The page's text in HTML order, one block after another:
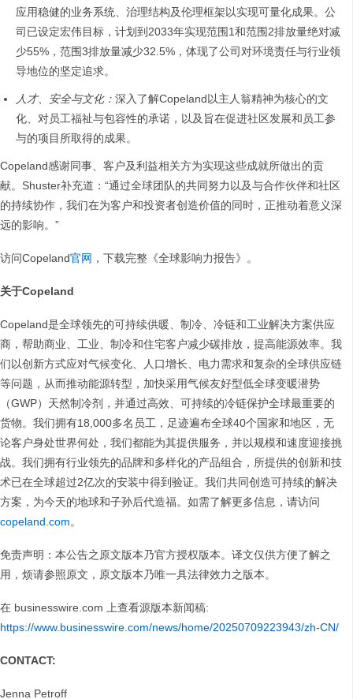
应用稳健的业务系统、治理结构及伦理框架以实现可量化成果。公
司已设定宏伟目标，计划到2033年实现范围1和范围2排放量绝对减
少55%，范围3排放量减少32.5%，体现了公司对环境责任与行业领
导地位的坚定追求。
人才、安全与文化： 深入了解Copeland以主人翁精神为核心的文
化、对员工福祉与包容性的承诺，以及旨在促进社区发展和员工参
与的项目所取得的成果。
Copeland感谢同事、客户及利益相关方为实现这些成就所做出的贡
献。Shuster补充道：“通过全球团队的共同努力以及与合作伙伴和社区
的持续协作，我们在为客户和投资者创造价值的同时，正推动着意义深
远的影响。”
访问Copeland官网 ，下载完整《全球影响力报告》。
关于Copeland
Copeland是全球领先的可持续供暖、制冷、冷链和工业解决方案供应
商，帮助商业、工业、制冷和住宅客户减少碳排放，提高能源效率。我
们以创新方式应对气候变化、人口增长、电力需求和复杂的全球供应链
等问题，从而推动能源转型，加快采用气候友好型低全球变暖潜势
（GWP）天然制冷剂，并通过高效、可持续的冷链保护全球最重要的
货物。我们拥有18,000多名员工，足迹遍布全球40个国家和地区，无
论客户身处世界何处，我们都能为其提供服务，并以规模和速度迎接挑
战。我们拥有行业领先的品牌和多样化的产品组合，所提供的创新和技
术已在全球超过2亿次的安装中得到验证。我们共同创造可持续的解决
方案，为今天的地球和子孙后代造福。如需了解更多信息，请访问
copeland.com。
免责声明：本公告之原文版本乃官方授权版本。译文仅供方便了解之
用，烦请参照原文，原文版本乃唯一具法律效力之版本。
在 businesswire.com 上查看源版本新闻稿:
https://www.businesswire.com/news/home/20250709223943/zh-CN/
CONTACT:
Jenna Petroff